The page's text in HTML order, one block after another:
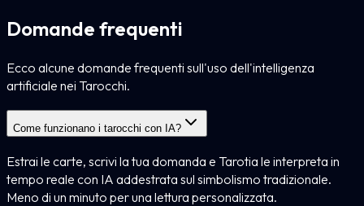
Domande frequenti
Ecco alcune domande frequenti sull'uso dell'intelligenza
artificiale nei Tarocchi.
Come funzionano i tarocchi con IA?
Estrai le carte, scrivi la tua domanda e Tarotia le interpreta in
tempo reale con IA addestrata sul simbolismo tradizionale.
Meno di un minuto per una lettura personalizzata.